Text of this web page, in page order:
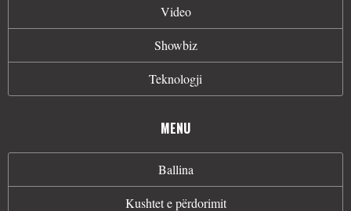
Video
Showbiz
Teknologji
MENU
Ballina
Kushtet e përdorimit